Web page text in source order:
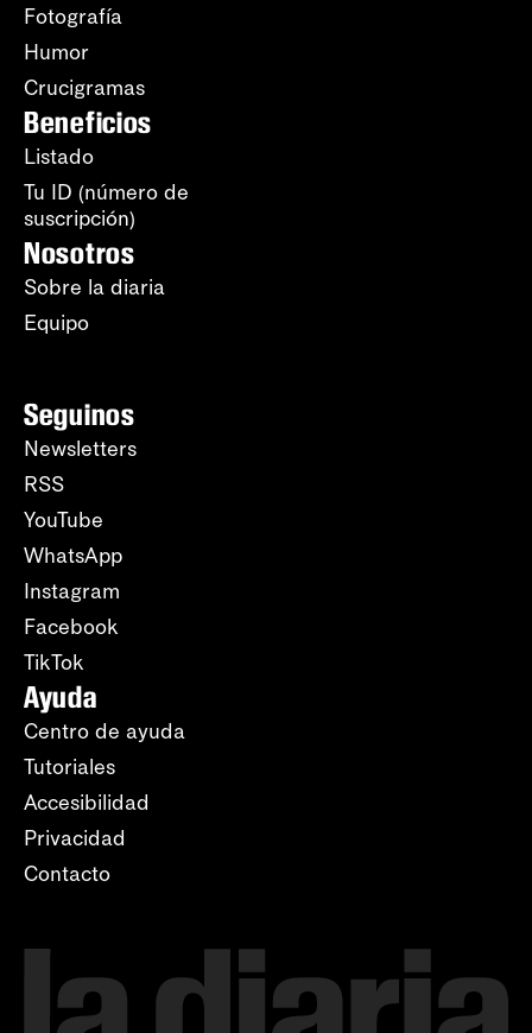
Fotografía
Humor
Crucigramas
Beneficios
Listado
Tu ID (número de
suscripción)
Nosotros
Sobre la diaria
Equipo
Seguinos
Newsletters
RSS
YouTube
WhatsApp
Instagram
Facebook
TikTok
Ayuda
Centro de ayuda
Tutoriales
Accesibilidad
Privacidad
Contacto